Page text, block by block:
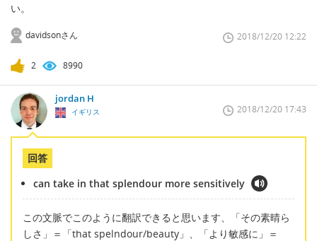
い。
davidsonさん 2018/12/20 12:22
2 8990
jordan H
イギリス 2018/12/20 17:43
回答
can take in that splendour more sensitively
この文脈でこのように翻訳できると思います、「その素晴ら
しさ」＝「that spelndour/beauty」、「より敏感に」＝